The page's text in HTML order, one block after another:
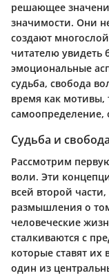
решающее
значимости. Они
создают
читателю
эмоциональные
судьба, свобода
время как мотивы,
самоопределение,
Судьба и
Рассмотрим
воли. Эти
всей второй
размышления о
человеческие
сталкиваются с
которые ставят
один из